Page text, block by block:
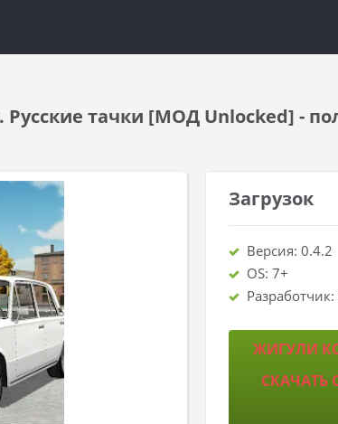
тачки [МОД Unlocked] -
Загрузок
Версия: 0.4.2
OS: 7+
Разработчик:
ЖИГУЛИ
СКАЧАТЬ